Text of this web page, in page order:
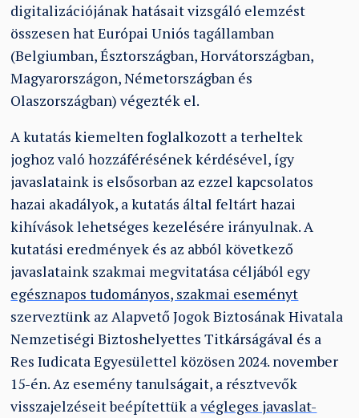
digitalizációjának hatásait vizsgáló elemzést
összesen hat Európai Uniós tagállamban
(Belgiumban, Észtországban, Horvátországban,
Magyarországon, Németországban és
Olaszországban) végezték el.
A kutatás kiemelten foglalkozott a terheltek
joghoz való hozzáférésének kérdésével, így
javaslataink is elsősorban az ezzel kapcsolatos
hazai akadályok, a kutatás által feltárt hazai
kihívások lehetséges kezelésére irányulnak. A
kutatási eredmények és az abból következő
javaslataink szakmai megvitatása céljából egy
egésznapos tudományos, szakmai eseményt
szerveztünk az Alapvető Jogok Biztosának Hivatala
Nemzetiségi Biztoshelyettes Titkárságával és a
Res Iudicata Egyesülettel közösen 2024. november
15-én. Az esemény tanulságait, a résztvevők
visszajelzéseit beépítettük avégleges javaslat-